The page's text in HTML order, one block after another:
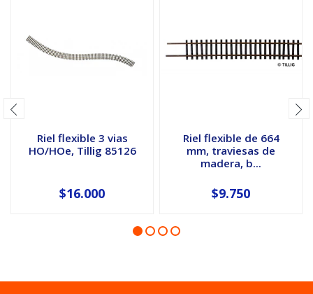
Riel flexible 3 vias
HO/HOe, Tillig 85126
$16.000
Riel flexible de 664
mm, traviesas de
madera, b...
$9.750